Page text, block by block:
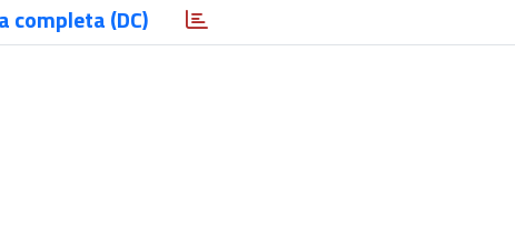
completa (DC)